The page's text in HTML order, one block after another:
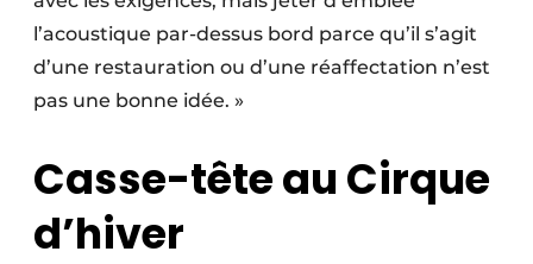
l’acoustique par-dessus bord parce qu’il s’agit
d’une restauration ou d’une réaffectation n’est
pas une bonne idée. »
Casse-tête au Cirque
d’hiver